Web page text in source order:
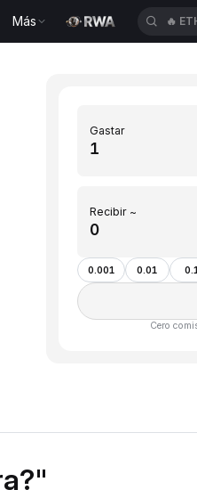
Más 🔥
Gastar
Recibir ~
0.001 0.01
Cero